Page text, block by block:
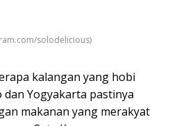
solodelicious)
kalangan yang hobi
Yogyakarta pastinya
makanan yang merakyat